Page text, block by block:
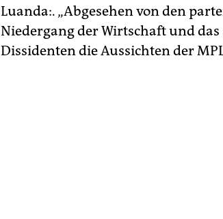
Luanda:. „Abgesehen von den
Niedergang der Wirtschaft und das
Dissidenten die Aussichten der